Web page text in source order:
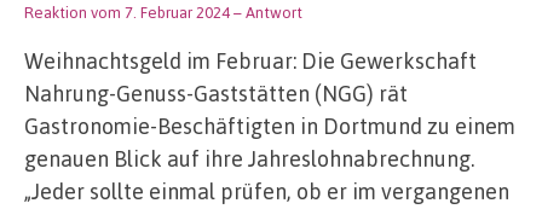
Reaktion vom 7. Februar 2024– Antwort
Weihnachtsgeld im Februar: Die Gewerkschaft
Nahrung-Genuss-Gaststätten (NGG) rät
Gastronomie-Beschäftigten in Dortmund zu einem
genauen Blick auf ihre Jahreslohnabrechnung.
„Jeder sollte einmal prüfen, ob er im vergangenen